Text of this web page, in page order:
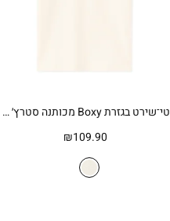
טי־שירט בגזרת Boxy מכותנה סטרץ׳ עם כיס – שמנת
₪109.90